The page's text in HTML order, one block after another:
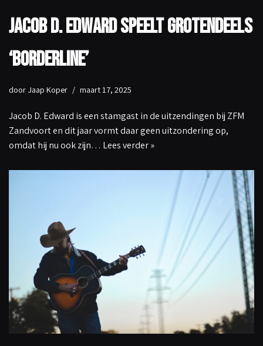
Jacob D. Edward speelt grotendeels
‘Borderline’
door Jaap Koper maart 17, 2025
Jacob D. Edward is een stamgast in de uitzendingen bij ZFM
Zandvoort en dit jaar vormt daar geen uitzondering op,
omdat hij nu ook zijn… Lees verder »